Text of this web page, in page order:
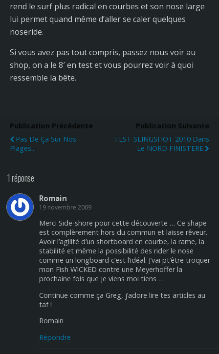
rend le surf plus radical en courbes et son nose large
lui permet quand même d’aller se caler quelques
noseride.
Si vous avez pas tout compris, passez nous voir au
shop, on a le 8′ en test et vous pourrez voir à quoi
ressemble la bête.
Publication Précédente
Pas De Ça Sur Nos
Plages...
Publication Suivante
TEST SLINGSHOT 2010 Dans
Le NORD FINISTERE
1 réponse
Romain
19 novembre 2009
Merci Side-shore pour cette découverte … Ce shape
est complèrement hors du commun et laisse rêveur.
Avoir l’agilité d’un shortboard en courbe, la rame, la
stabilité et même la possibilité des rider le nose
comme un longboard c’est l’idéal. J’vai pt’être troquer
mon Fish WICKED contre une Meyerhoffer la
prochaine fois que je viens moi tiens …
Continue comme ça Greg, j’adore lire tes articles au
taf !
Romain
Répondre